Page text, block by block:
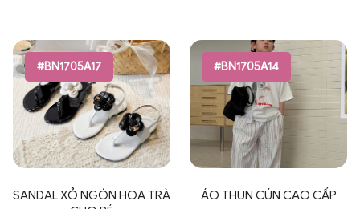
#BN1705A17
SANDAL XỎ NGÓN HOA TRÀ
#BN1705A14
ÁO THUN CÚN CAO CẤP